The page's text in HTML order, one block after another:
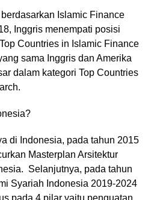
Islamic Finance
Inggris menempati posisi
Countries in Islamic Finance
sama Inggris dan Amerika
dalam kategori Top Countries
di Indonesia, pada tahun 2015
Masterplan Arsitektur
Selanjutnya, pada tahun
Syariah Indonesia 2019-2024